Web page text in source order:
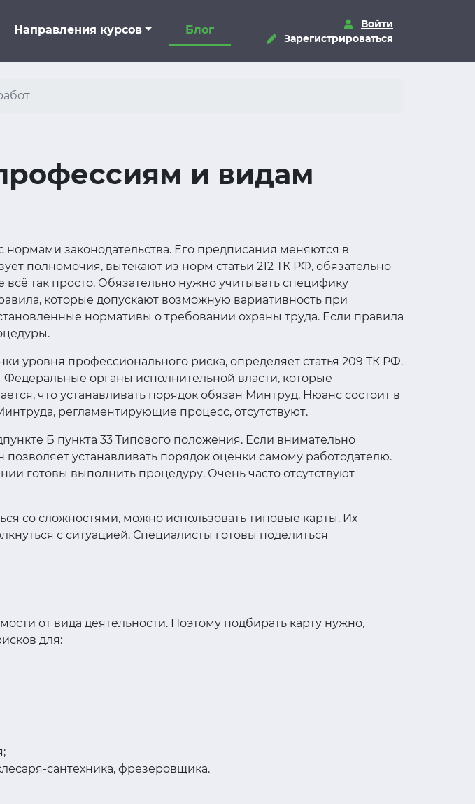
Направления курсов Блог
Войти
Зарегистрироваться
и видам
нормами законодательства. Его предписания меняются в
полномочия, вытекают из норм статьи 212 ТК РФ, обязательно
так просто. Обязательно нужно учитывать специфику
которые допускают возможную вариативность при
нормативы о требовании охраны труда. Если правила
уровня профессионального риска, определяет статья 209 ТК РФ.
органы исполнительной власти, которые
что устанавливать порядок обязан Минтруд. Нюанс состоит в
регламентирующие процесс, отсутствуют.
Б пункта 33 Типового положения. Если внимательно
устанавливать порядок оценки самому работодателю.
готовы выполнить процедуру. Очень часто отсутствуют
со сложностями, можно использовать типовые карты. Их
с ситуацией. Специалисты готовы поделиться
от вида деятельности. Поэтому подбирать карту нужно,
для:
сантехника, фрезеровщика.